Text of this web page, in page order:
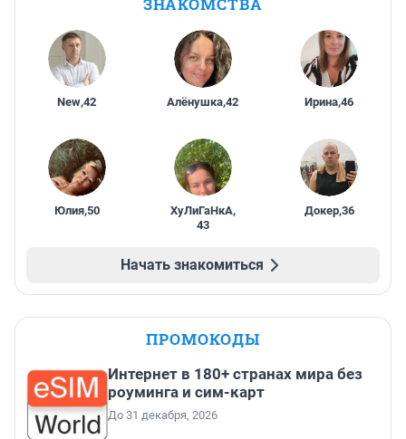
New,42 Алёнушка,42 Ирина,46
Юлия,50 ХуЛиГаНкА,
43
Докер,36
Начать знакомиться
ПРОМОКОДЫ
Интернет в 180+ странах мира без
роуминга и сим-карт
До 31 декабря, 2026